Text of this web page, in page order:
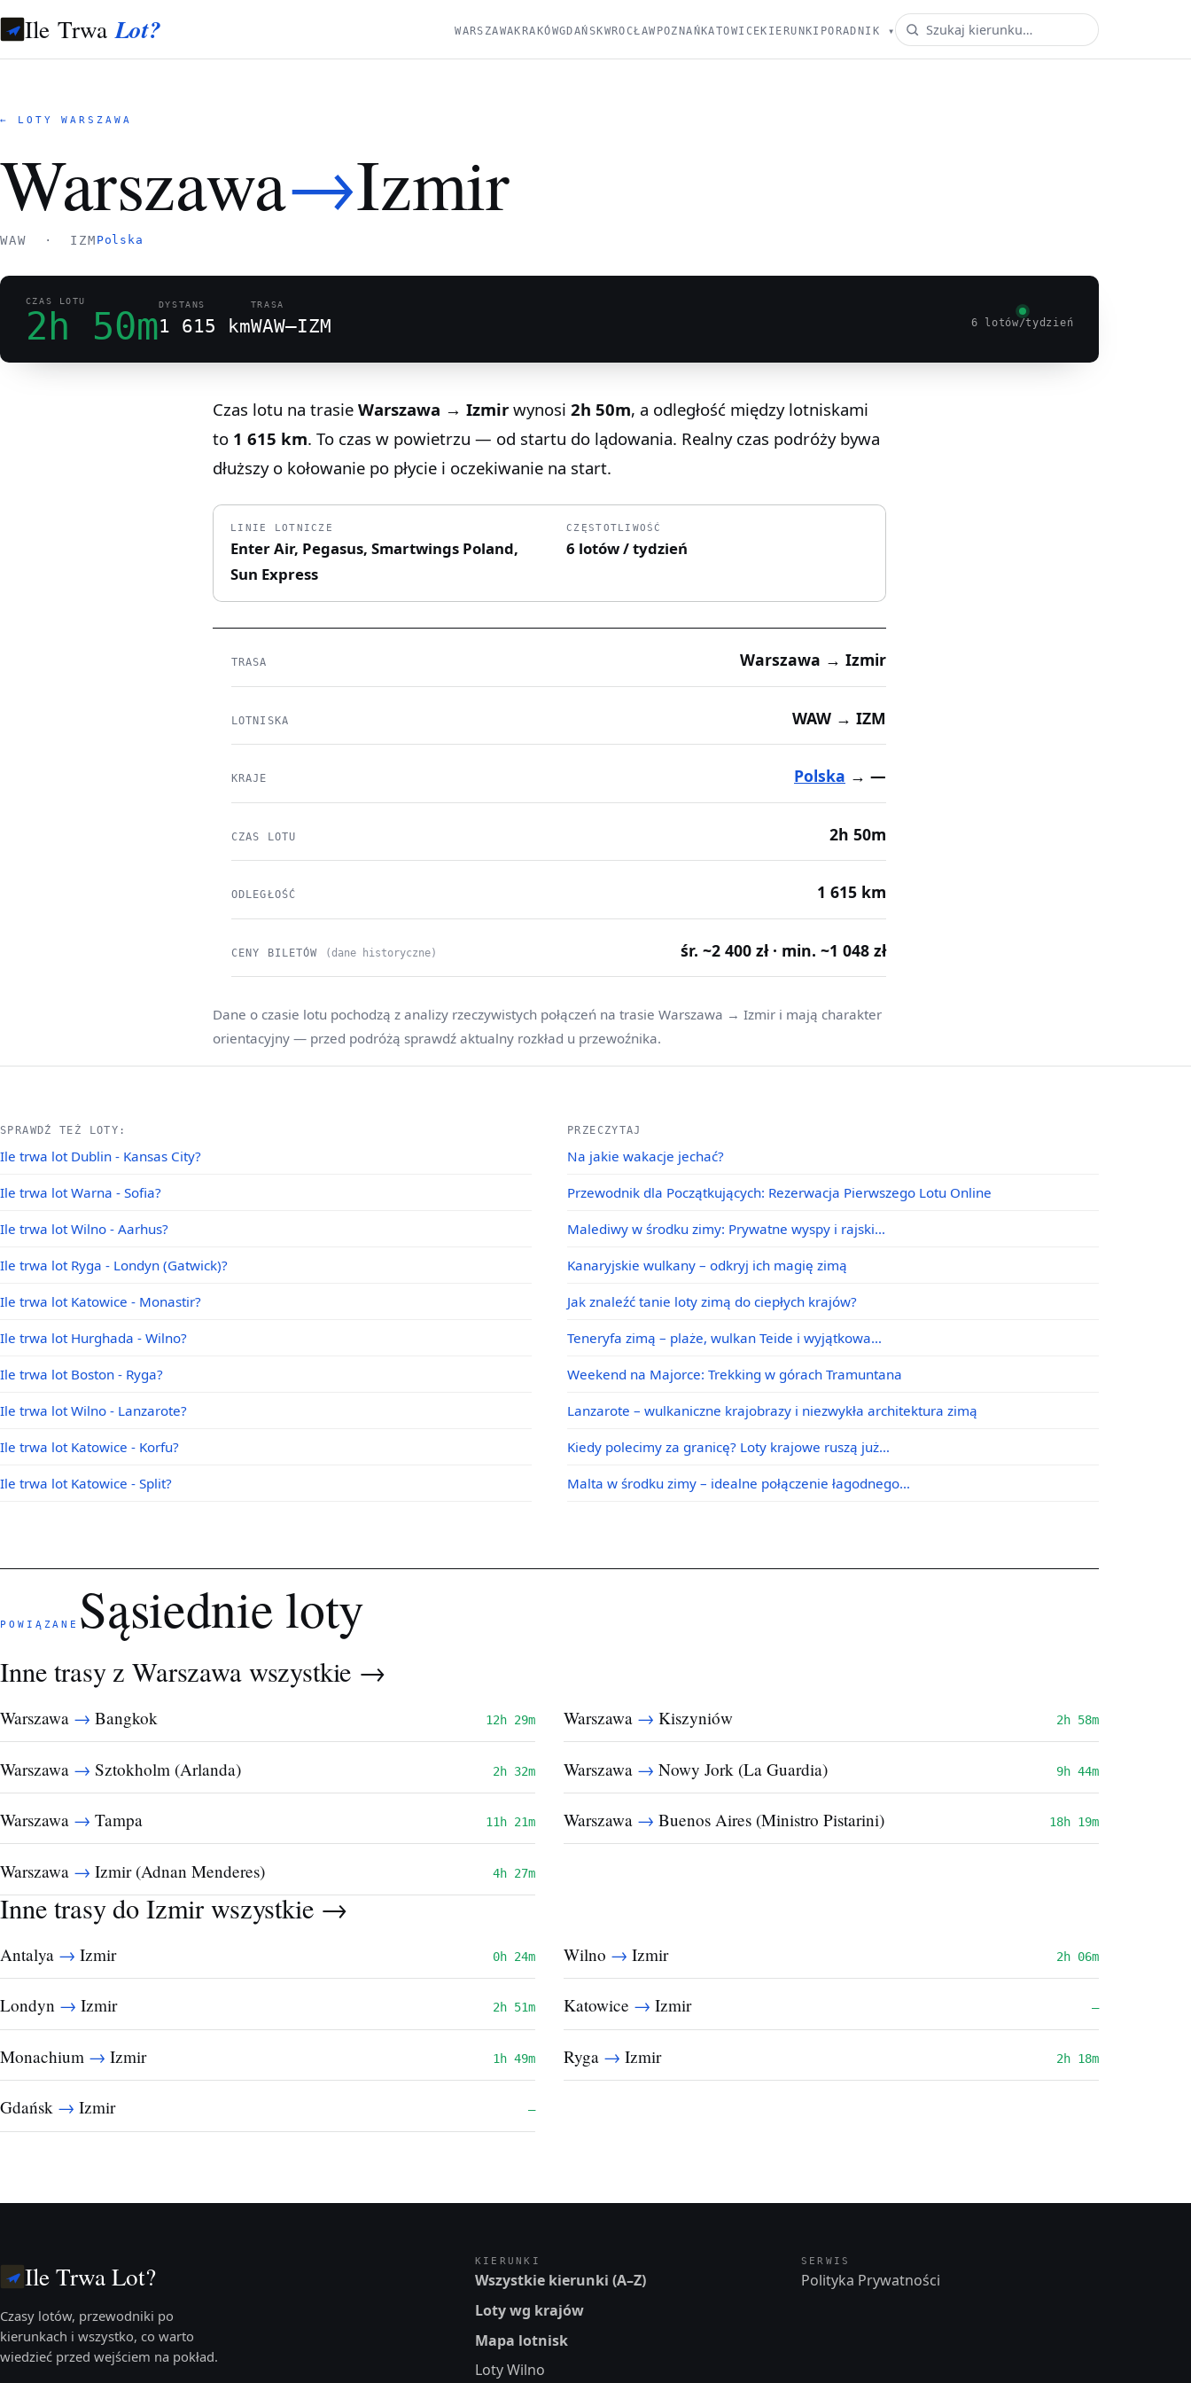
Ile TrwaLot? WARSZAWAKRAKÓWGDAŃSKWROCŁAW POZNAŃKATOWICEKIERUNKI PORADNIK ▾
← LOTY WARSZAWA
Warszawa→Izmir
WAW · IZM Polska
CZAS LOTU
2h 50m
DYSTANS
1 615 km
TRASA
WAW–IZM 6 lotów/tydzień
Czas lotu na trasie Warszawa → Izmir wynosi 2h 50m, a odległość między lotniskami
to 1 615 km. To czas w powietrzu — od startu do lądowania. Realny czas podróży bywa
dłuższy o kołowanie po płycie i oczekiwanie na start.
LINIE LOTNICZE
Enter Air, Pegasus, Smartwings Poland,
Sun Express
CZĘSTOTLIWOŚĆ
6 lotów / tydzień
TRASA Warszawa → Izmir
LOTNISKA WAW → IZM
KRAJE Polska → —
CZAS LOTU 2h 50m
ODLEGŁOŚĆ 1 615 km
CENY BILETÓW (dane historyczne) śr. ~2 400 zł · min. ~1 048 zł
Dane o czasie lotu pochodzą z analizy rzeczywistych połączeń na trasie Warszawa → Izmir i mają charakter
orientacyjny — przed podróżą sprawdź aktualny rozkład u przewoźnika.
SPRAWDŹ TEŻ LOTY:
Ile trwa lot Dublin - Kansas City?
Ile trwa lot Warna - Sofia?
Ile trwa lot Wilno - Aarhus?
Ile trwa lot Ryga - Londyn (Gatwick)?
Ile trwa lot Katowice - Monastir?
Ile trwa lot Hurghada - Wilno?
Ile trwa lot Boston - Ryga?
Ile trwa lot Wilno - Lanzarote?
Ile trwa lot Katowice - Korfu?
Ile trwa lot Katowice - Split?
PRZECZYTAJ
Na jakie wakacje jechać?
Przewodnik dla Początkujących: Rezerwacja Pierwszego Lotu Online
Malediwy w środku zimy: Prywatne wyspy i rajski…
Kanaryjskie wulkany – odkryj ich magię zimą
Jak znaleźć tanie loty zimą do ciepłych krajów?
Teneryfa zimą – plaże, wulkan Teide i wyjątkowa…
Weekend na Majorce: Trekking w górach Tramuntana
Lanzarote – wulkaniczne krajobrazy i niezwykła architektura zimą
Kiedy polecimy za granicę? Loty krajowe ruszą już…
Malta w środku zimy – idealne połączenie łagodnego…
POWIĄZANE Sąsiednie loty
Inne trasy z Warszawawszystkie →
Warszawa → Bangkok 12h 29m Warszawa → Kiszyniów 2h 58m
Warszawa → Sztokholm (Arlanda) 2h 32m Warszawa → Nowy Jork (La Guardia) 9h 44m
Warszawa → Tampa 11h 21m Warszawa → Buenos Aires (Ministro Pistarini) 18h 19m
Warszawa → Izmir (Adnan Menderes) 4h 27m
Inne trasy do Izmirwszystkie →
Antalya → Izmir 0h 24m Wilno → Izmir 2h 06m
Londyn → Izmir 2h 51m Katowice → Izmir —
Monachium → Izmir 1h 49m Ryga → Izmir 2h 18m
Gdańsk → Izmir —
Ile Trwa Lot?
Czasy lotów, przewodniki po
kierunkach i wszystko, co warto
wiedzieć przed wejściem na pokład.
KIERUNKI
Wszystkie kierunki (A–Z)
Loty wg krajów
Mapa lotnisk
Loty Wilno
SERWIS
Polityka Prywatności